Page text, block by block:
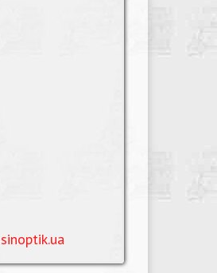
sinoptik.ua